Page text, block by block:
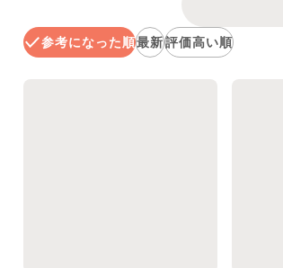
参考になった順最新評価高い順